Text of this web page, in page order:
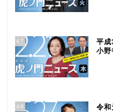
47
平
小野
48 令